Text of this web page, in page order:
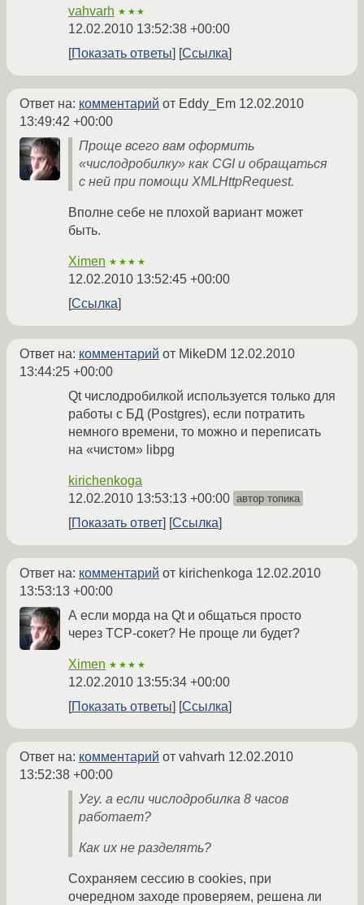
vahvarh ★★★
12.02.2010 13:52:38 +00:00
Показать ответы
Ссылка
Ответ на: комментарий от Eddy_Em 12.02.2010
13:49:42 +00:00
Проще всего вам оформить
«числодробилку» как CGI и обращаться
с ней при помощи XMLHttpRequest.
Вполне себе не плохой вариант может
быть.
Ximen ★★★★
12.02.2010 13:52:45 +00:00
Ссылка
Ответ на: комментарий от MikeDM 12.02.2010
13:44:25 +00:00
Qt числодробилкой используется только для
работы с БД (Postgres), если потратить
немного времени, то можно и переписать
на «чистом» libpg
kirichenkoga
12.02.2010 13:53:13 +00:00 автор топика
Показать ответ Ссылка
Ответ на: комментарий от kirichenkoga 12.02.2010
13:53:13 +00:00
А если морда на Qt и общаться просто
через TCP-сокет? Не проще ли будет?
Ximen ★★★★
12.02.2010 13:55:34 +00:00
Показать ответы
Ссылка
Ответ на: комментарий от vahvarh 12.02.2010
13:52:38 +00:00
Угу. а если числодробилка 8 часов
работает?
Как их не разделять?
Сохраняем сессию в cookies, при
очередном заходе проверяем, решена ли